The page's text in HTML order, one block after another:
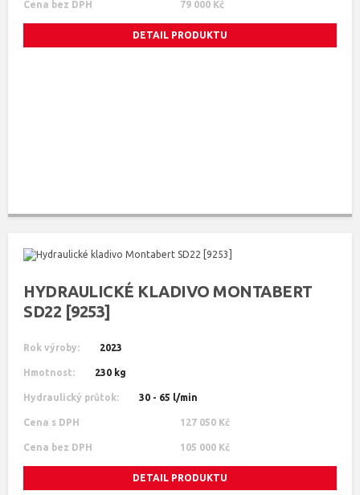
Cena bez DPH 79 000 Kč
DETAIL PRODUKTU
HYDRAULICKÉ KLADIVO MONTABERT
SD22 [9253]
Rok výroby: 2023
Hmotnost: 230 kg
Hydraulický průtok: 30 - 65 l/min
Cena s DPH 127 050 Kč
Cena bez DPH 105 000 Kč
DETAIL PRODUKTU